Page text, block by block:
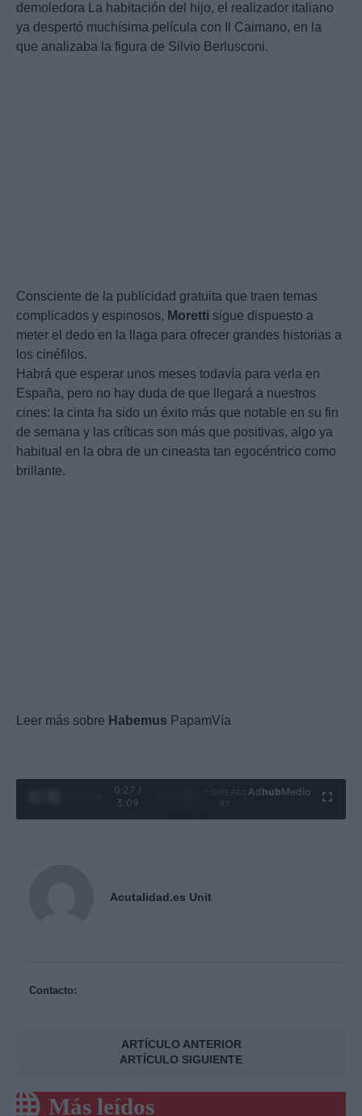
demoledora La habitación del hijo, el realizador italiano
ya despertó muchísima película con Il Caimano, en la
que analizaba la figura de Silvio Berlusconi.
Consciente de la publicidad gratuita que traen temas
complicados y espinosos, Moretti sigue dispuesto a
meter el dedo en la llaga para ofrecer grandes historias a
los cinéfilos.
Habrá que esperar unos meses todavía para verla en
España, pero no hay duda de que llegará a nuestros
cines: la cinta ha sido un éxito más que notable en su fin
de semana y las críticas son más que positivas, algo ya
habitual en la obra de un cineasta tan egocéntrico como
brillante.
Leer más sobre Habemus PapamVía
0:28 /
3:09
Ad hubMedia
Acutalidad.es Unit
Contacto:
ARTÍCULO ANTERIOR
ARTÍCULO SIGUIENTE
Más leídos